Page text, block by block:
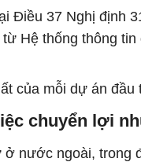
Điều 37 Nghị định
Hệ thống thông
của mỗi dự án
chuyển lợi
ở nước ngoài,